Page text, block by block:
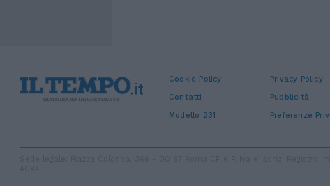
Cookie Policy Privacy Policy
Contatti
Pubblicità
Modello 231
Preferenze